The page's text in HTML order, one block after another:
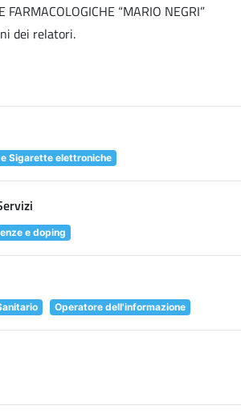
FARMACOLOGICHE “MARIO NEGRI”
dei relatori.
Sigarette elettroniche
e doping
Operatore dell'informazione